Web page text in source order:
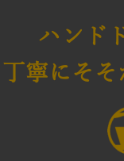
ハンド
丁寧にそ